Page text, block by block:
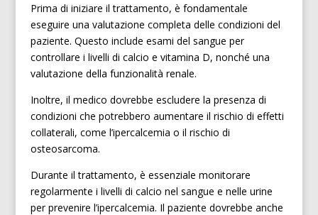
Prima di iniziare il trattamento, è fondamentale
eseguire una valutazione completa delle condizioni del
paziente. Questo include esami del sangue per
controllare i livelli di calcio e vitamina D, nonché una
valutazione della funzionalità renale.
Inoltre, il medico dovrebbe escludere la presenza di
condizioni che potrebbero aumentare il rischio di effetti
collaterali, come l’ipercalcemia o il rischio di
osteosarcoma.
Durante il trattamento, è essenziale monitorare
regolarmente i livelli di calcio nel sangue e nelle urine
per prevenire l’ipercalcemia. Il paziente dovrebbe anche